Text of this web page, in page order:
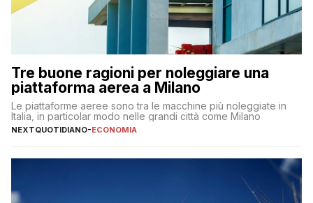
Tre buone ragioni per noleggiare una
piattaforma aerea a Milano
Le piattaforme aeree sono tra le macchine più noleggiate in
Italia, in particolar modo nelle grandi città come Milano
NEXTQUOTIDIANO-ECONOMIA